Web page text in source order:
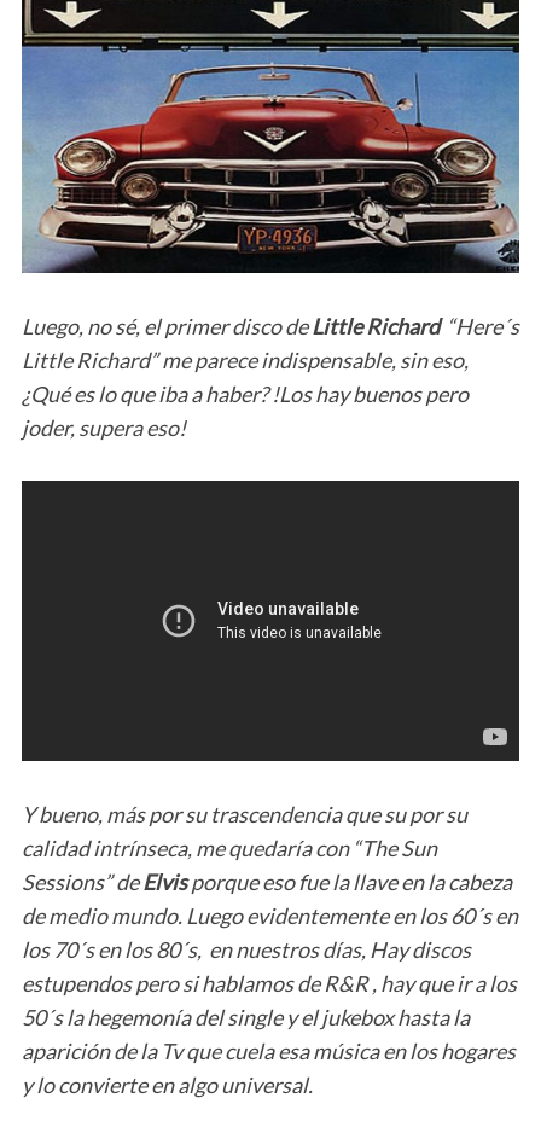
Luego, no sé, el primer disco deLittle Richard“Here´s
Little Richard” me parece indispensable, sin eso,
¿Qué es lo que iba a haber? !Los hay buenos pero
joder, supera eso!
Y bueno, más por su trascendencia que su por su
calidad intrínseca, me quedaría con “The Sun
Sessions” deElvisporque eso fue la llave en la cabeza
de medio mundo. Luego evidentemente en los 60´s en
los 70´s en los 80´s, en nuestros días, Hay discos
estupendos pero si hablamos de R&R , hay que ir a los
50´s la hegemonía del single y el jukebox hasta la
aparición de la Tv que cuela esa música en los hogares
y lo convierte en algo universal.